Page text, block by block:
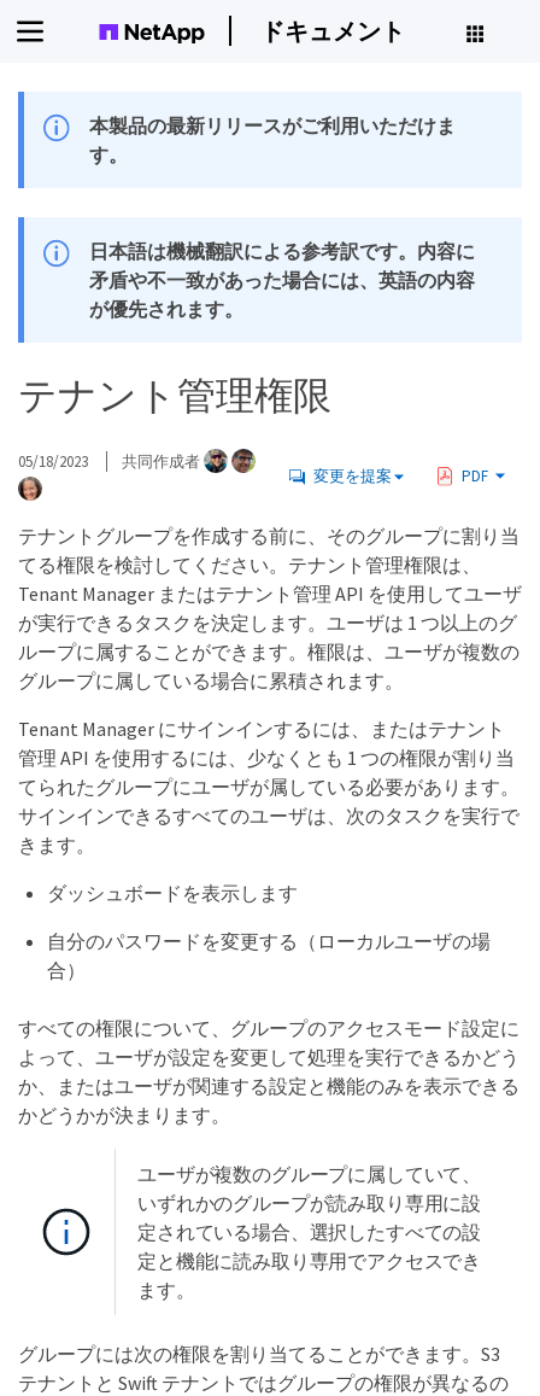
ドキュメント
本製品の最新リリースがご利用いただけま
す。
日本語は機械翻訳による参考訳です。内容に
矛盾や不一致があった場合には、英語の内容
が優先されます。
テナント管理権限
05/18/2023 共同作成者
変更を提案 PDF
テナントグループを作成する前に、そのグループに割り当
てる権限を検討してください。テナント管理権限は、
Tenant Manager またはテナント管理 API を使用してユーザ
が実行できるタスクを決定します。ユーザは 1 つ以上のグ
ループに属することができます。権限は、ユーザが複数の
グループに属している場合に累積されます。
Tenant Manager にサインインするには、またはテナント
管理 API を使用するには、少なくとも 1 つの権限が割り当
てられたグループにユーザが属している必要があります。
サインインできるすべてのユーザは、次のタスクを実行で
きます。
ダッシュボードを表示します
自分のパスワードを変更する（ローカルユーザの場
合）
すべての権限について、グループのアクセスモード設定に
よって、ユーザが設定を変更して処理を実行できるかどう
か、またはユーザが関連する設定と機能のみを表示できる
かどうかが決まります。
ユーザが複数のグループに属していて、
いずれかのグループが読み取り専用に設
定されている場合、選択したすべての設
定と機能に読み取り専用でアクセスでき
ます。
グループには次の権限を割り当てることができます。S3
テナントと Swift テナントではグループの権限が異なるの